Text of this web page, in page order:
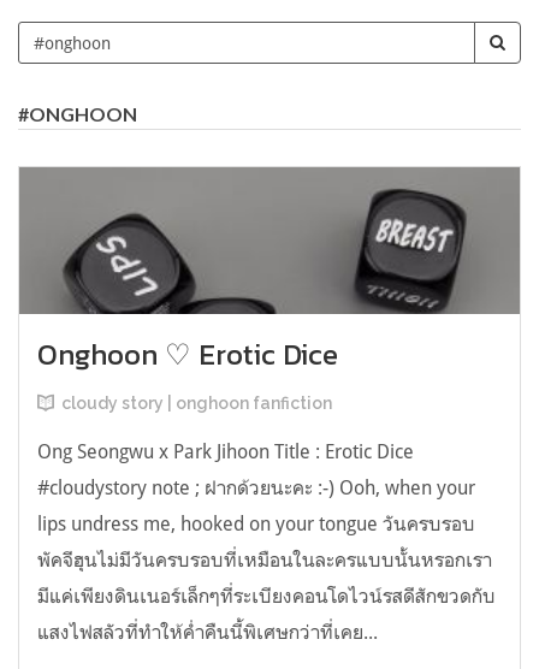
#ONGHOON
Onghoon ♡ Erotic Dice
cloudy story | onghoon fanfiction
Ong Seongwu x Park Jihoon Title : Erotic Dice
#cloudystory note ; ฝากด้วยนะคะ :-) Ooh, when your
lips undress me, hooked on your tongue วันครบรอบ
พัคจีฮุนไม่มีวันครบรอบที่เหมือนในละครแบบนั้นหรอกเรา
มีแค่เพียงดินเนอร์เล็กๆที่ระเบียงคอนโดไวน์รสดีสักขวดกับ
แสงไฟสลัวที่ทำให้ค่ำคืนนี้พิเศษกว่าที่เคย...